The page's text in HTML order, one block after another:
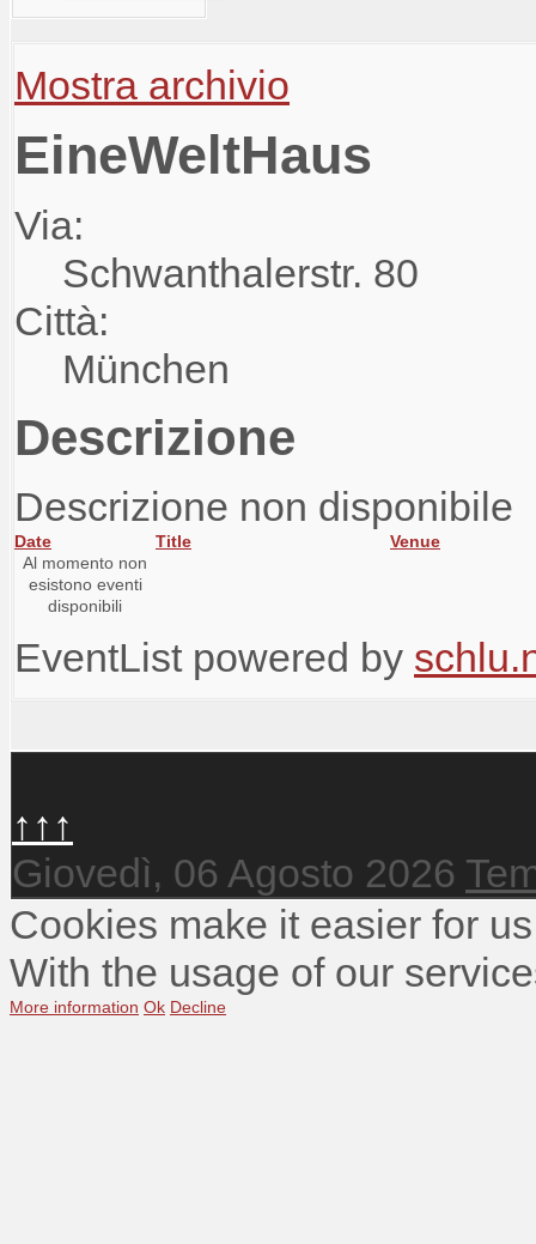
Mostra archivio
EineWeltHaus
Via:
Schwanthalerstr. 80
Città:
München
Descrizione
Descrizione non disponibile
Date Title
Venue
Al momento non
esistono eventi
disponibili
EventList powered by
↑↑↑
Giovedì, 06 Agosto 2026
Cookies make it easier for
With the usage of our
More information Ok Decline